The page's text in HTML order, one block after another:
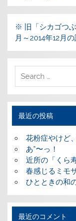
※ 旧「シカゴつ
月～2014年12月
最近の投稿
花粉症やけど
あ”〜っ！
近所の「くら
春感じるミモ
ひとときの和
最近のコメント